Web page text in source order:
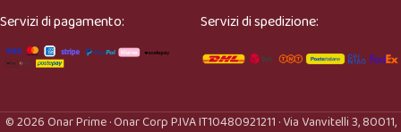
Servizi di pagamento: Servizi di spedizione:
© 2026 Onar Prime · Onar Corp P.IVA IT10480921211 · Via Vanvitelli 3, 80011,